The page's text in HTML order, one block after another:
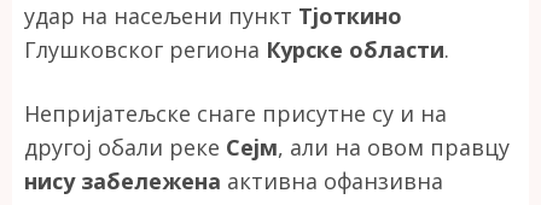
удар на насељени пункт Тјоткино
Глушковског региона Курске области.
Непријатељске снаге присутне су и на
другој обали реке Сејм, али на овом правцу
нису забележена активна офанзивна